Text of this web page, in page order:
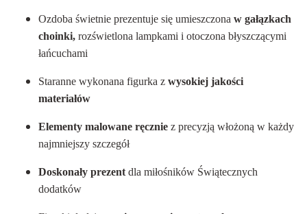
Ozdoba świetnie prezentuje się umieszczona w gałązkach
choinki, rozświetlona lampkami i otoczona błyszczącymi
łańcuchami
Staranne wykonana figurka z wysokiej jakości
materiałów
Elementy malowane ręcznie z precyzją włożoną w każdy
najmniejszy szczegół
Doskonały prezent dla miłośników Świątecznych
dodatków